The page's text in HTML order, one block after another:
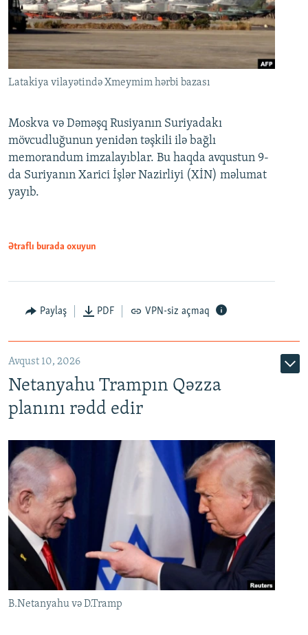
Latakiya vilayətində Xmeymim hərbi bazası
Moskva və Dəməşq Rusiyanın Suriyadakı
mövcudluğunun yenidən təşkili ilə bağlı
memorandum imzalayıblar. Bu haqda avqustun 9-
da Suriyanın Xarici İşlər Nazirliyi (XİN) məlumat
yayıb.
Ətraflı burada oxuyun
Paylaş PDF VPN-siz açmaq
Avqust 10, 2026
Netanyahu Trampın Qəzza
planını rədd edir
B.Netanyahu və D.Tramp